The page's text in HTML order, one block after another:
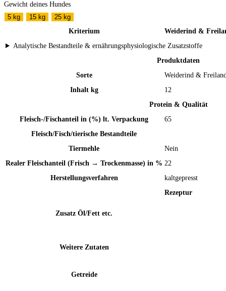
Gewicht deines Hundes
5 kg
15 kg
25 kg
Kriterium
Weiderind &
Analytische Bestandteile & ernährungsphysiologische Zusatzstoffe
Produktdaten
Sorte
Weiderind &
Inhalt kg
12
Protein & Qualität
Fleisch-/Fischanteil in (%) lt. Verpackung
65
Fleisch/Fisch/tierische Bestandteile
Tiermehle
Nein
Realer Fleischanteil (Frisch → Trockenmasse) in % 22
Herstellungsverfahren
kaltgepresst
Rezeptur
Zusatz Öl/Fett etc.
Weitere Zutaten
Getreide